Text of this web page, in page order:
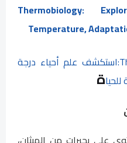
Thermobiology:
Temperature,
البيولوجيا الحراريةThermobiology:استكشف علم أحياء درجة
ة